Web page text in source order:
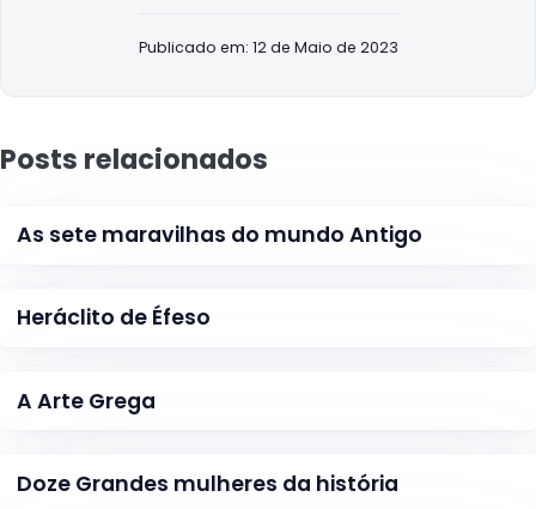
Publicado em: 12 de Maio de 2023
Posts relacionados
As sete maravilhas do mundo Antigo
Heráclito de Éfeso
A Arte Grega
Doze Grandes mulheres da história